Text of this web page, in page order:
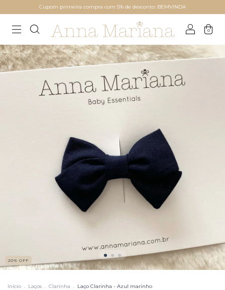
Cupom primeira compra com 5% de desconto: BEMVINDA
0
20% OFF
Início . Laços . Clarinha . Laço Clarinha - Azul marinho